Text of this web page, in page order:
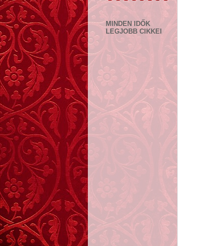
MINDEN IDŐK
LEGJOBB CIKKEI